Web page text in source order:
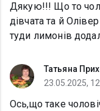
Дякую!!! Що то
дівчата та й
туди лимонів
Татьяна
23.05.2025,
Ось,що таке